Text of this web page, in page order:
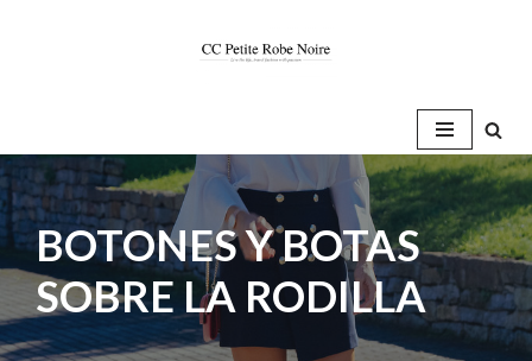
BOTONES Y BOTAS
SOBRE LA RODILLA